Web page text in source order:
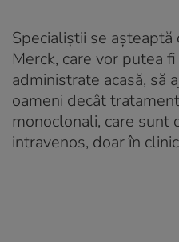
Specialiștii se
Merck, care vor putea
administrate acasă, să
oameni decât
monoclonali, care sunt
intravenos, doar în